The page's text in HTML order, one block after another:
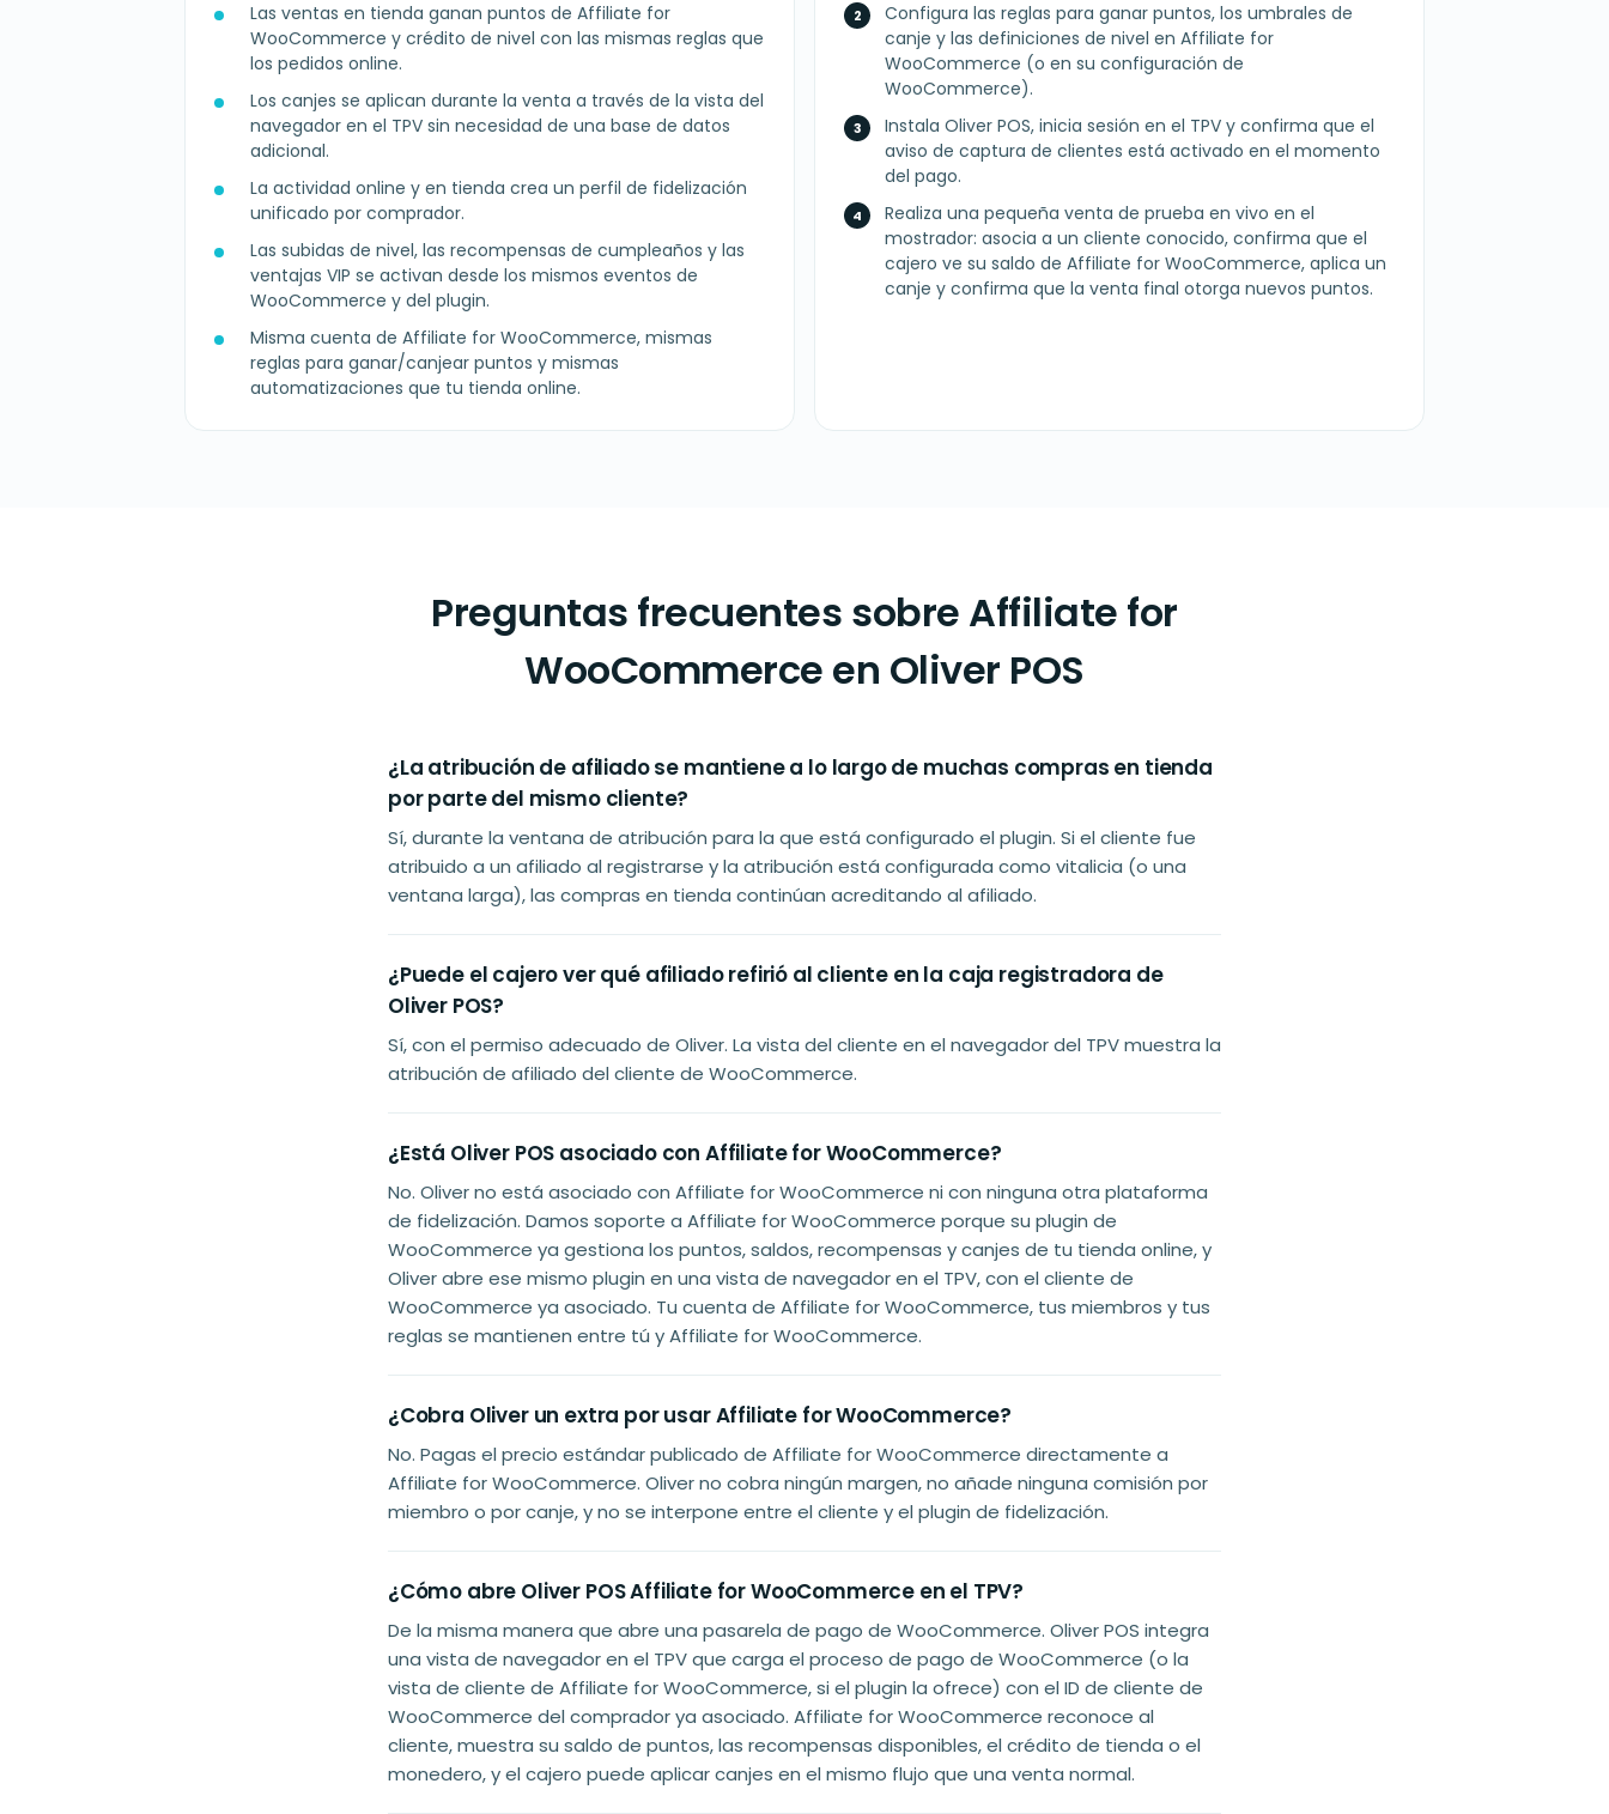
Las ventas en tienda ganan puntos de Affiliate for
WooCommerce y crédito de nivel con las mismas reglas que
los pedidos online.
Los canjes se aplican durante la venta a través de la vista del
navegador en el TPV sin necesidad de una base de datos
adicional.
La actividad online y en tienda crea un perfil de fidelización
unificado por comprador.
Las subidas de nivel, las recompensas de cumpleaños y las
ventajas VIP se activan desde los mismos eventos de
WooCommerce y del plugin.
Misma cuenta de Affiliate for WooCommerce, mismas
reglas para ganar/canjear puntos y mismas
automatizaciones que tu tienda online.
Configura las reglas para ganar puntos, los umbrales de
canje y las definiciones de nivel en Affiliate for
WooCommerce (o en su configuración de
WooCommerce).
Instala Oliver POS, inicia sesión en el TPV y confirma que el
aviso de captura de clientes está activado en el momento
del pago.
Realiza una pequeña venta de prueba en vivo en el
mostrador: asocia a un cliente conocido, confirma que el
cajero ve su saldo de Affiliate for WooCommerce, aplica un
canje y confirma que la venta final otorga nuevos puntos.
Preguntas frecuentes sobre Affiliate for
WooCommerce en Oliver POS
¿La atribución de afiliado se mantiene a lo largo de muchas compras en tienda
por parte del mismo cliente?
Sí, durante la ventana de atribución para la que está configurado el plugin. Si el cliente fue
atribuido a un afiliado al registrarse y la atribución está configurada como vitalicia (o una
ventana larga), las compras en tienda continúan acreditando al afiliado.
¿Puede el cajero ver qué afiliado refirió al cliente en la caja registradora de
Oliver POS?
Sí, con el permiso adecuado de Oliver. La vista del cliente en el navegador del TPV muestra la
atribución de afiliado del cliente de WooCommerce.
¿Está Oliver POS asociado con Affiliate for WooCommerce?
No. Oliver no está asociado con Affiliate for WooCommerce ni con ninguna otra plataforma
de fidelización. Damos soporte a Affiliate for WooCommerce porque su plugin de
WooCommerce ya gestiona los puntos, saldos, recompensas y canjes de tu tienda online, y
Oliver abre ese mismo plugin en una vista de navegador en el TPV, con el cliente de
WooCommerce ya asociado. Tu cuenta de Affiliate for WooCommerce, tus miembros y tus
reglas se mantienen entre tú y Affiliate for WooCommerce.
¿Cobra Oliver un extra por usar Affiliate for WooCommerce?
No. Pagas el precio estándar publicado de Affiliate for WooCommerce directamente a
Affiliate for WooCommerce. Oliver no cobra ningún margen, no añade ninguna comisión por
miembro o por canje, y no se interpone entre el cliente y el plugin de fidelización.
¿Cómo abre Oliver POS Affiliate for WooCommerce en el TPV?
De la misma manera que abre una pasarela de pago de WooCommerce. Oliver POS integra
una vista de navegador en el TPV que carga el proceso de pago de WooCommerce (o la
vista de cliente de Affiliate for WooCommerce, si el plugin la ofrece) con el ID de cliente de
WooCommerce del comprador ya asociado. Affiliate for WooCommerce reconoce al
cliente, muestra su saldo de puntos, las recompensas disponibles, el crédito de tienda o el
monedero, y el cajero puede aplicar canjes en el mismo flujo que una venta normal.